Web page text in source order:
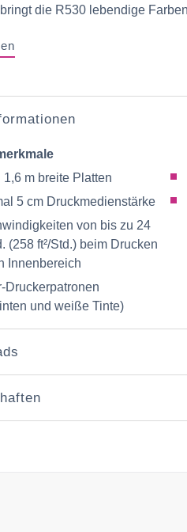
die R530 lebendige
1,6 m breite Platten
5 cm Druckmedienstärke
von bis zu 24
(258 ft²/Std.) beim Drucken
Innenbereich
Druckerpatronen
und weiße Tinte)